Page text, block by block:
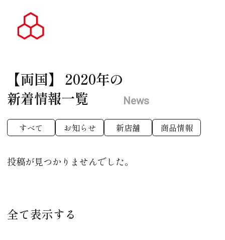
【両国】 2020年の
新着情報一覧
News
すべて お知らせ 新店舗 商品情報
投稿が見つかりませんでした。
全て表示する